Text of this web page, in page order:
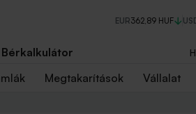
EUR362,89 HUF
Bérkalkulátor
Megtakarítások Vállalat